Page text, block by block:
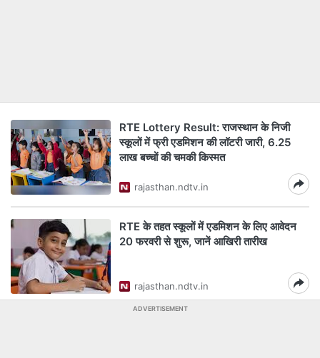
RTE Lottery Result: राजस्थान के निजी
स्कूलों में फ्री एडमिशन की लॉटरी जारी, 6.25
लाख बच्चों की चमकी किस्मत
rajasthan.ndtv.in
RTE के तहत स्कूलों में एडमिशन के लिए आवेदन
20 फरवरी से शुरू, जानें आखिरी तारीख
rajasthan.ndtv.in
ADVERTISEMENT